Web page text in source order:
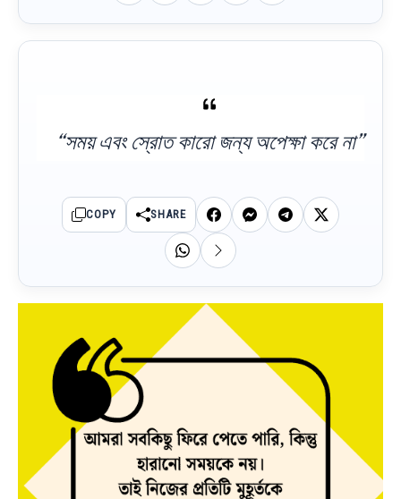
“সময় এবং স্রোত কারো জন্য অপেক্ষা করে না”
COPY SHARE